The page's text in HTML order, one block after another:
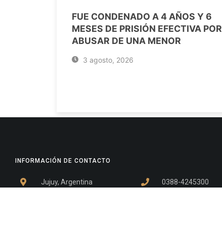
FUE CONDENADO A 4 AÑOS Y 6
MESES DE PRISIÓN EFECTIVA POR
ABUSAR DE UNA MENOR
3 agosto, 2026
INFORMACIÓN DE CONTACTO
Jujuy, Argentina
0388-4245300